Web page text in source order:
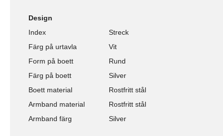
Design
Index
Streck
Färg på urtavla
Vit
Form på boett
Rund
Färg på boett
Silver
Boett material
Rostfritt stål
Armband material
Rostfritt stål
Armband färg
Silver